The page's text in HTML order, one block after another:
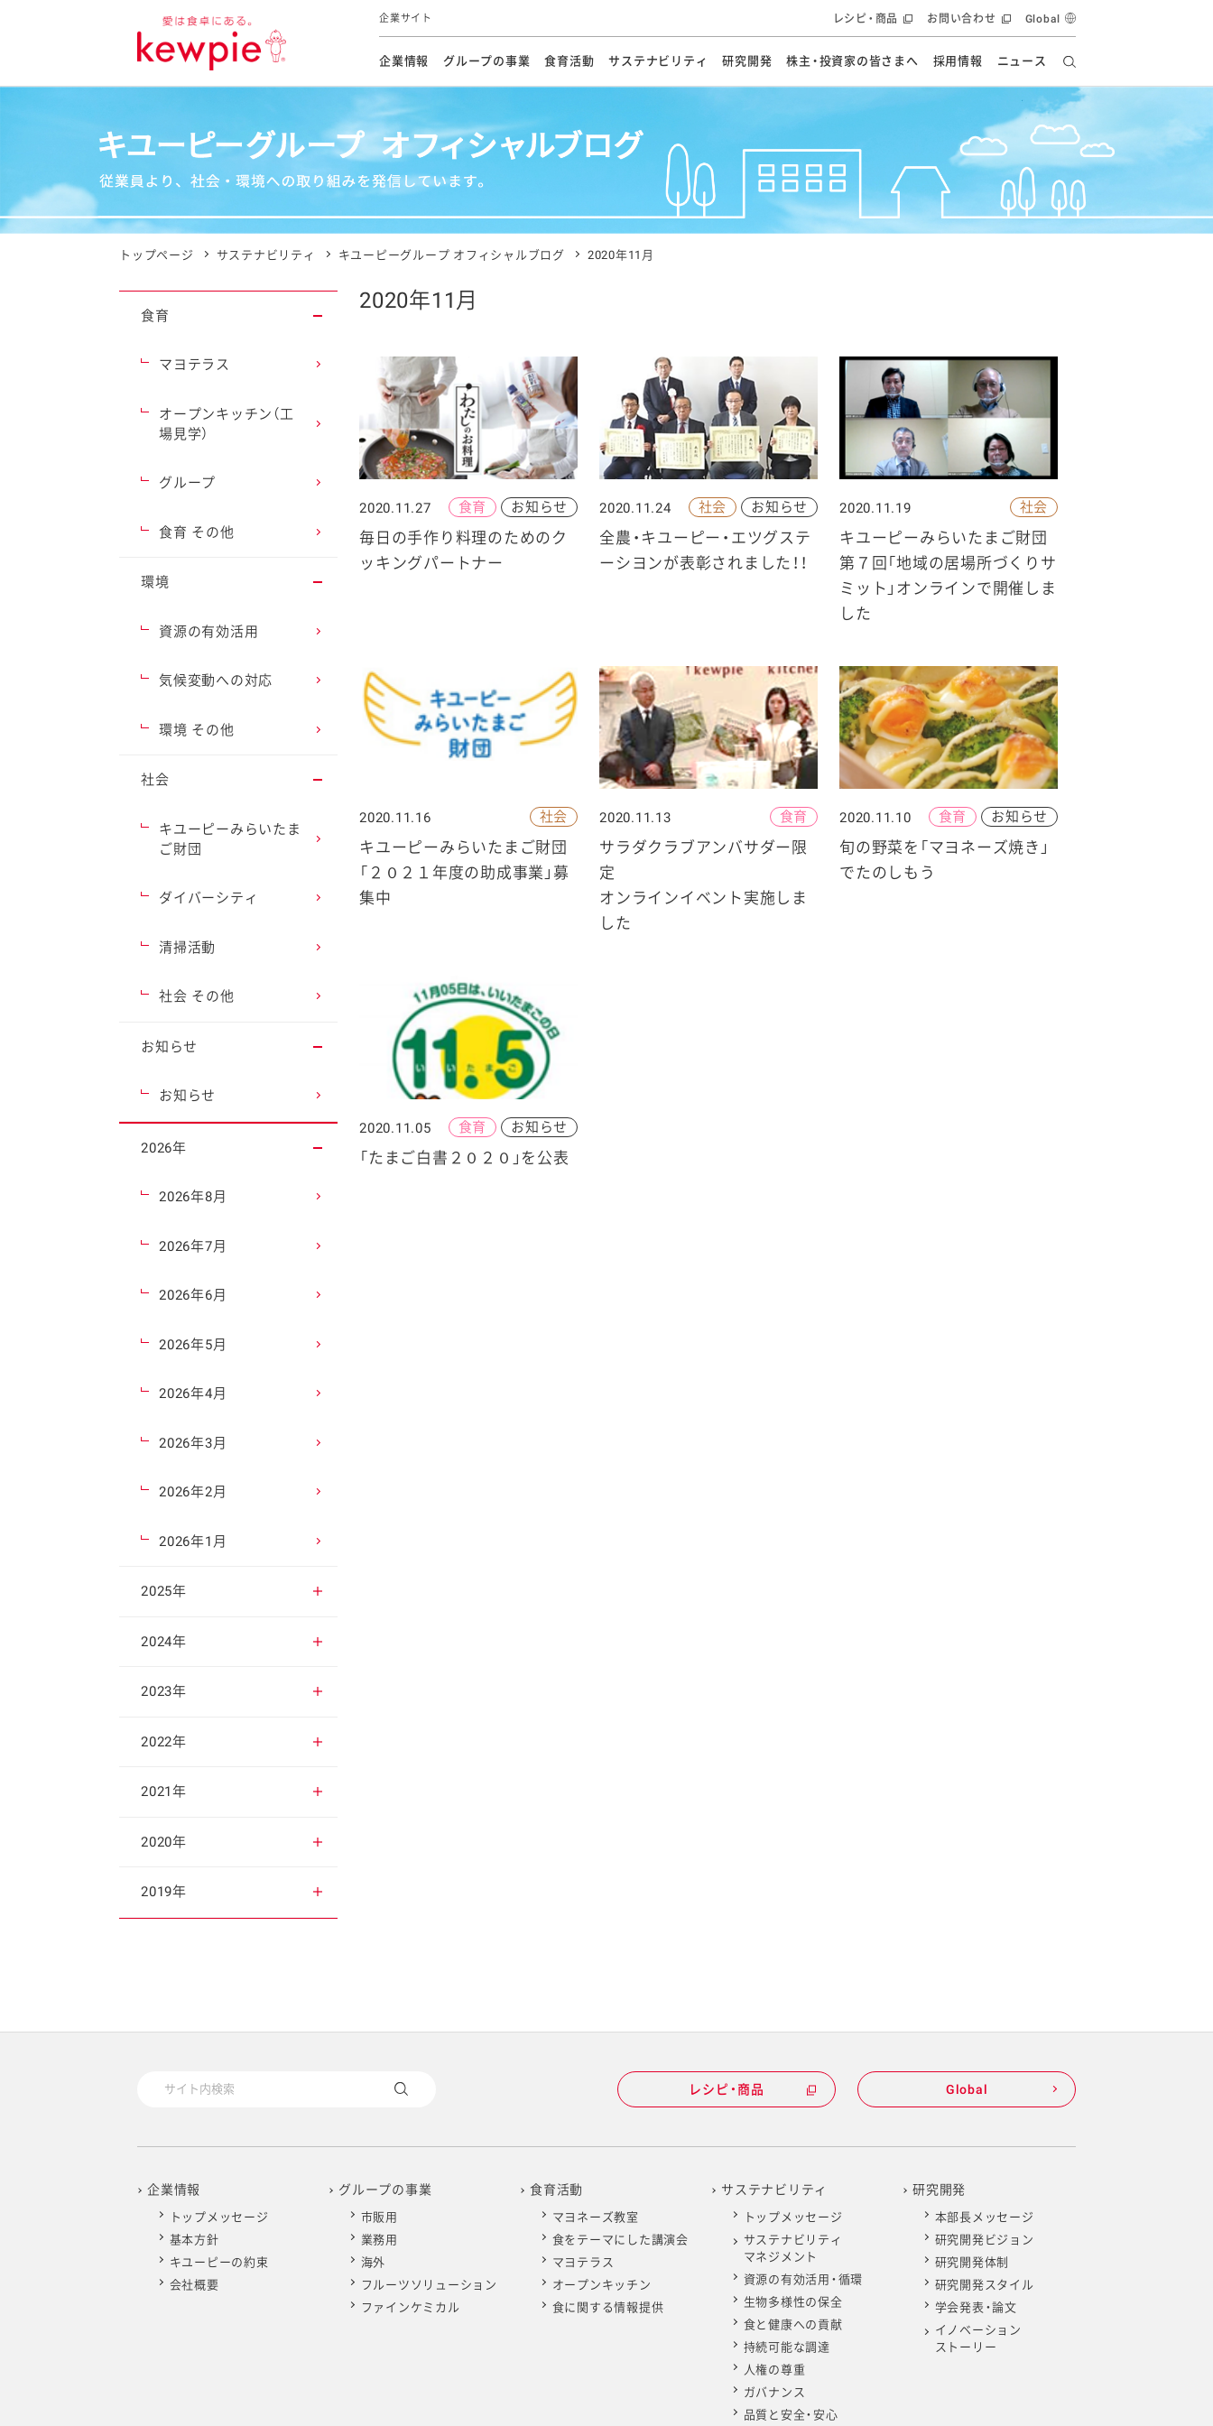
企業サイト
企業情報
トップメッセージ
グループの事業
市販用
ファインケミカル
食育活動
食育活動方針
食をテーマにした講演会 オープンキッチン（工場見学） マヨテラス（見学施設）
海外における食育活動 食に関する情報提供
オフィシャルブログ
サステナビリティ
トップメッセージ
気候変動への対応 生物多様性の保全 食と健康への貢献
持続可能な調達 ガバナンス
各種報告書
イニシアチブ・加盟団体 社会・環境活動の歴史
グループ各社の
統合報告書
研究開発
本部長メッセージ
技術ソリューション 研究開発スタイル 学会発表・論文 イノベーションストーリー
株主・投資家の皆さまへ
個人投資家の皆さまへ
IRライブラリ 株式情報 IRカレンダー
IRよくあるご質問 ディスクロージャーポリシー 電子公告 統合報告書
採用情報 ニュース
レシピ・商品
体験・エンタメ
お客様相談室 業務用商品 病院・施設用商品
お問い合わせ Global
2020年11月
食育 お知らせ
2020.11.27
毎日の手作り料理のためのク
ッキングパートナー
社会 お知らせ
2020.11.24
全農・キユーピー・エツグステ
ーシヨンが表彰されました！！
社会
2020.11.19
キユーピーみらいたまご財団
第７回「地域の居場所づくりサ
ミット」オンラインで開催しま
した
社会
2020.11.16
キユーピーみらいたまご財団
「２０２１年度の助成事業」募
集中
食育
2020.11.13
サラダクラブアンバサダー限
定
オンラインイベント実施しま
した
食育 お知らせ
2020.11.10
旬の野菜を「マヨネーズ焼き」
でたのしもう
食育 お知らせ
2020.11.05
「たまご白書２０２０」を公表
食育
マヨテラス
オープンキッチン（工
場見学）
グループ
食育 その他
環境
資源の有効活用
気候変動への対応
環境 その他
社会
キユーピーみらいたま
ご財団
ダイバーシティ
清掃活動
社会 その他
お知らせ
お知らせ
2026年
2026年8月
2026年7月
2026年6月
2026年5月
2026年4月
2026年3月
2026年2月
2026年1月
2025年
2025年12月
2025年11月
2025年10月
2025年9月
2025年8月
2025年7月
2025年4月
2025年3月
2025年1月
2024年
2024年12月
2024年11月
2024年10月
2024年9月
2024年8月
2024年5月
2024年4月
2024年2月
2024年1月
2023年
2023年12月
2023年11月
2023年10月
2023年9月
2023年6月
2023年5月
2023年3月
2023年2月
2023年1月
2022年
2022年12月
2022年11月
2022年10月
2022年7月
2022年6月
2022年4月
2022年3月
2022年2月
2021年
2021年12月
2021年11月
2021年7月
2021年5月
2021年4月
2021年3月
2020年
2020年12月
2020年8月
2020年6月
2020年5月
2020年4月
2019年
2019年9月
2019年7月
2019年6月
2019年5月
トップページ サステナビリティ キユーピーグループ オフィシャルブログ 2020年11月
レシピ・商品 Global
企業情報
トップメッセージ
基本方針
キユーピーの約束
会社概要
グループの事業
市販用
業務用
海外
フルーツソリューション
ファインケミカル
食育活動
マヨネーズ教室
食をテーマにした講演会
マヨテラス
オープンキッチン
食に関する情報提供
サステナビリティ
トップメッセージ
サステナビリティ
マネジメント
資源の有効活用・循環
生物多様性の保全
食と健康への貢献
持続可能な調達
人権の尊重
ガバナンス
品質と安全・安心
研究開発
本部長メッセージ
研究開発ビジョン
研究開発体制
研究開発スタイル
学会発表・論文
イノベーション
ストーリー